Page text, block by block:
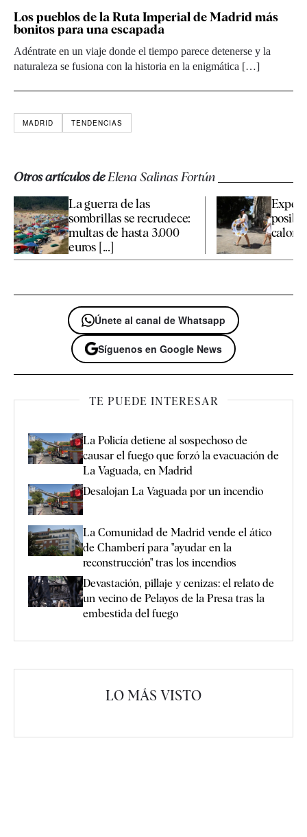
Los pueblos de la Ruta Imperial de Madrid más
bonitos para una escapada
Adéntrate en un viaje donde el tiempo parece detenerse y la
naturaleza se fusiona con la historia en la enigmática […]
MADRID TENDENCIAS
Otros artículos deElena Salinas Fortún
La guerra de las
sombrillas se recrudece:
multas de hasta 3.000
euros [...]
calor
Únete al canal de Whatsapp
Síguenos en Google News
TE PUEDE INTERESAR
La Policía detiene al sospechoso de
causar el fuego que forzó la evacuación de
La Vaguada, en Madrid
Desalojan La Vaguada por un incendio
La Comunidad de Madrid vende el ático
de Chamberí para "ayudar en la
reconstrucción" tras los incendios
Devastación, pillaje y cenizas: el relato de
un vecino de Pelayos de la Presa tras la
embestida del fuego
LO MÁS VISTO